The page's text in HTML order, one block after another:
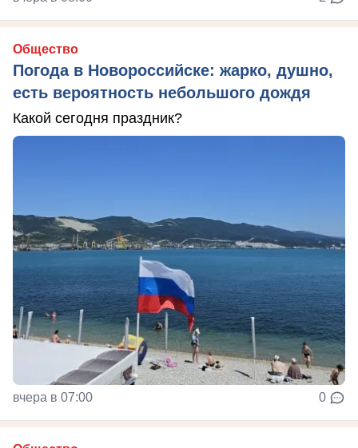
Общество
Погода в Новороссийске: жарко, душно,
есть вероятность небольшого дождя
Какой сегодня праздник?
вчера в 07:00 0